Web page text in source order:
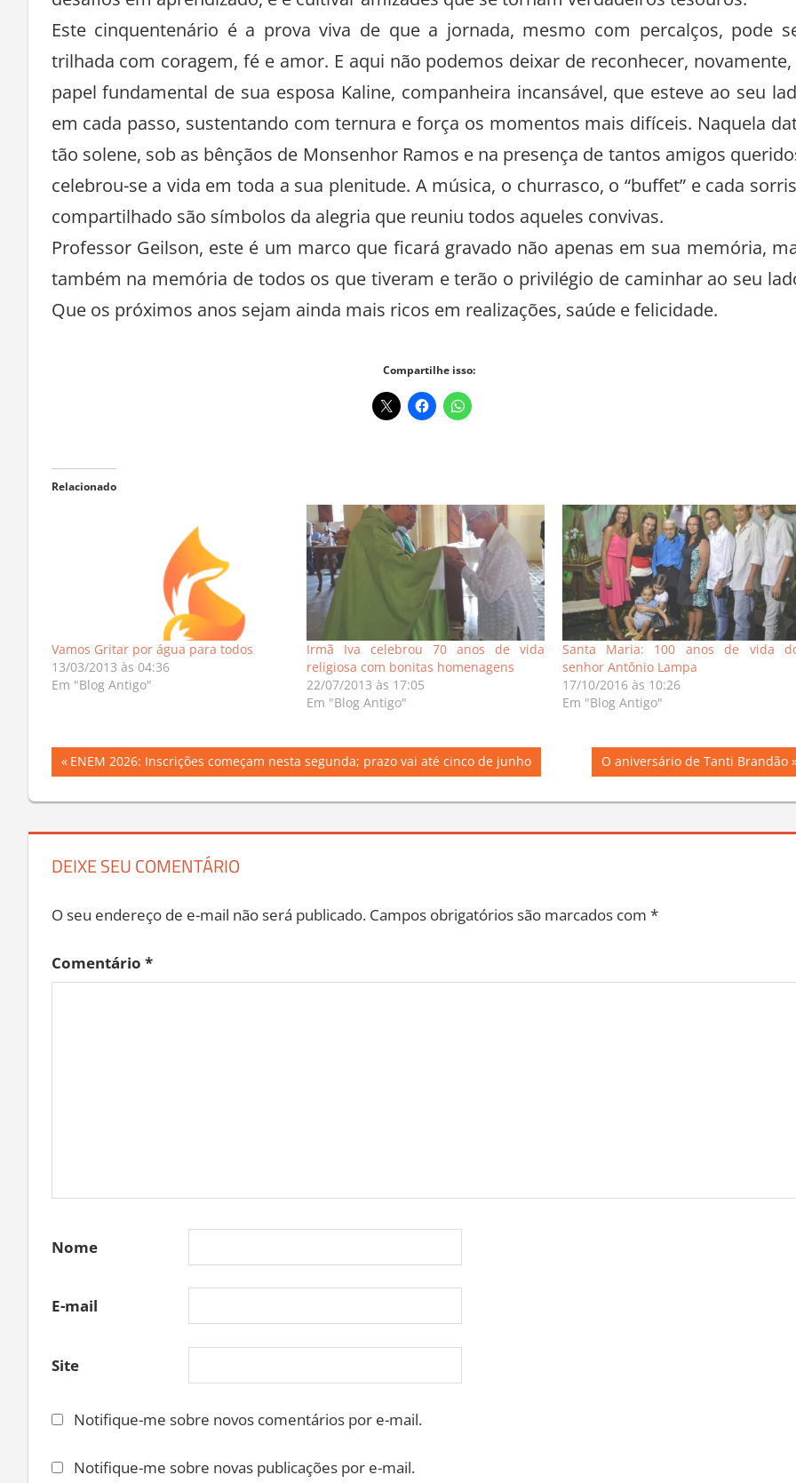
Este cinquentenário é a prova viva de que a jornada, mesmo com percalços, pode
trilhada com coragem, fé e amor. E aqui não podemos deixar de reconhecer,
papel fundamental de sua esposa Kaline, companheira incansável, que esteve ao seu
em cada passo, sustentando com ternura e força os momentos mais difíceis. Naquela
tão solene, sob as bênçãos de Monsenhor Ramos e na presença de tantos amigos
celebrou-se a vida em toda a sua plenitude. A música, o churrasco, o “buffet” e cada
compartilhado são símbolos da alegria que reuniu todos aqueles convivas.
Professor Geilson, este é um marco que ficará gravado não apenas em sua memória,
também na memória de todos os que tiveram e terão o privilégio de caminhar ao seu
Que os próximos anos sejam ainda mais ricos em realizações, saúde e felicidade.
Compartilhe isso:
Relacionado
Vamos Gritar por água para todos
13/03/2013 às 04:36
Em "Blog Antigo"
Irmã Iva celebrou 70 anos de vida
religiosa com bonitas homenagens
22/07/2013 às 17:05
Em "Blog Antigo"
Santa Maria: 100 anos de vida
senhor Antônio Lampa
17/10/2016 às 10:26
Em "Blog Antigo"
Navegação
de
Post
Previous
Post:
ENEM 2026: Inscrições começam nesta segunda; prazo vai até cinco de junho
Next
Post:
O aniversário de Tanti Brandão
DEIXE SEU COMENTÁRIO
O seu endereço de e-mail não será publicado. Campos obrigatórios são marcados com *
Comentário *
Nome
E-mail
Site
Notifique-me sobre novos comentários por e-mail.
Notifique-me sobre novas publicações por e-mail.